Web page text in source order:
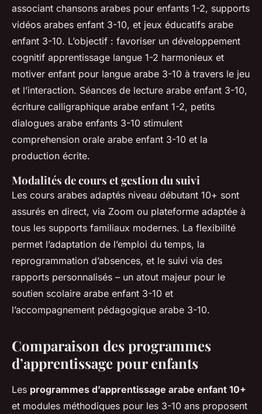
associant chansons arabes pour enfants 1-2, supports
vidéos arabes enfant 3-10, et jeux éducatifs arabe
enfant 3-10. L’objectif : favoriser un développement
cognitif apprentissage langue 1-2 harmonieux et
motiver enfant pour langue arabe 3-10 à travers le jeu
et l’interaction. Séances de lecture arabe enfant 3-10,
écriture calligraphique arabe enfant 1-2, petits
dialogues arabe enfants 3-10 stimulent
comprehension orale arabe enfant 3-10 et la
production écrite.
Modalités de cours et gestion du suivi
Les cours arabes adaptés niveau débutant 10+ sont
assurés en direct, via Zoom ou plateforme adaptée à
tous les supports familiaux modernes. La flexibilité
permet l’adaptation de l’emploi du temps, la
reprogrammation d’absences, et le suivi via des
rapports personnalisés – un atout majeur pour le
soutien scolaire arabe enfant 3-10 et
l’accompagnement pédagogique arabe 3-10.
Comparaison des programmes
d’apprentissage pour enfants
Les programmes d’apprentissage arabe enfant 10+
et modules méthodiques pour les 3-10 ans proposent